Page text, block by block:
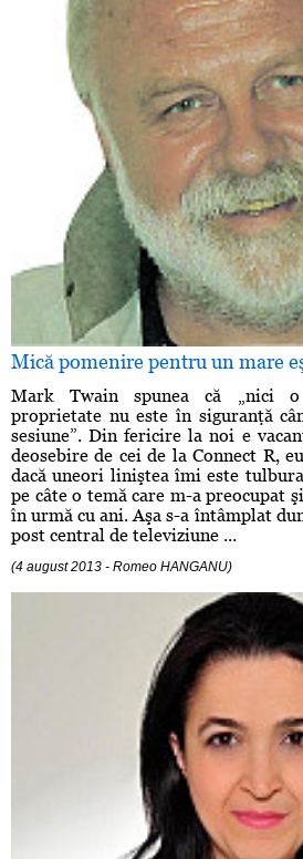
Mică pomenire pentru un mare
Mark Twain spunea că „nici
proprietate nu este în siguranţă
sesiune”. Din fericire la noi e
deosebire de cei de la Connect R,
dacă uneori liniştea îmi este
pe câte o temă care m-a preocupat
în urmă cu ani. Aşa s-a întâmplat
post central de televiziune ...
(4 august 2013 - Romeo HANGANU)